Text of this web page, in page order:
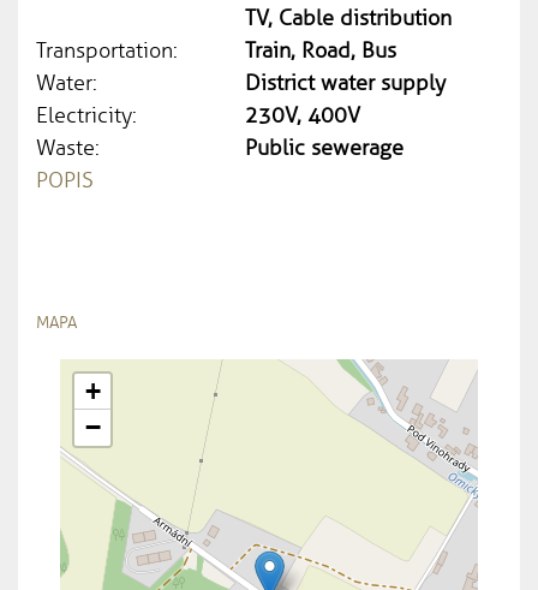
TV, Cable distribution
Transportation:
Train, Road, Bus
Water:
District water supply
Electricity:
230V, 400V
Waste:
Public sewerage
POPIS
MAPA
+
−